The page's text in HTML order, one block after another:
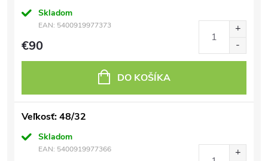
Skladom
EAN: 5400919977373
€90
DO KOŠÍKA
Veľkosť: 48/32
Skladom
EAN: 5400919977366